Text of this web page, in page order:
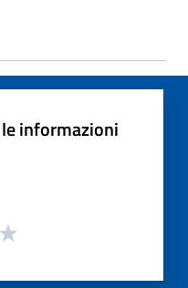
informazioni